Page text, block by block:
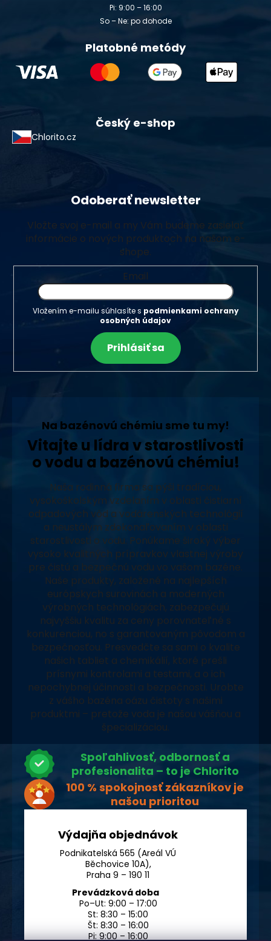
Pi: 9:00 – 16:00
So – Ne: po dohode
Platobné metódy
Český e-shop
Chlorito.cz
Odoberať newsletter
Vložte svoj e-mail a my Vám budeme zasielať
informácie o nových produktoch na našom e-
shope.
Email
Vložením e-mailu súhlasíte s podmienkami ochrany
osobných údajov
Prihlásiť sa
Na bazénovú chémiu sme tu my!
Vitajte u lídra v starostlivosti
o vodu a bazénovú chémiu!
Naša rodinná firma sa pýši tradíciou,
vysokoškolským vzdelaním v oblasti čistiarní
odpadových vôd a vodárenských technológií
a neustálym zdokonaľovaním v oblasti
starostlivosti o vodu. Ponúkame široký výber
vysoko kvalitných prípravkov vlastnej výroby
pre čistú a bezpečnú vodu vo vašom bazéne.
Naše produkty, založené na najlepších
európskych surovinách a moderných
výrobných technológiách, zabezpečujú
najvyššiu kvalitu za ceny porovnateľné s
konkurenciou, no s garantovaným pôvodom a
bezpečnosťou. Presvedčte sa sami o kvalite
našich tabliet a chemikálií, ktoré prešli
prísnymi kontrolami a testami, a o ich
nepochybnej účinnosti a bezpečnosti. Urobte
z vášho bazéna oázu čistoty s našimi
produktmi – pretože voda je našou vášňou a
špecializáciou.
Spoľahlivosť, odbornosť a
profesionalita – to je Chlorito
100 % spokojnosť zákazníkov je
našou prioritou
Výdajňa objednávok
Podnikatelská 565 (Areál VÚ
Běchovice 10A),
Praha 9 – 190 11
Prevádzková doba
Po–Ut: 9:00 – 17:00
St: 8:30 – 15:00
Št: 8:30 – 16:00
Pi: 9:00 – 16:00